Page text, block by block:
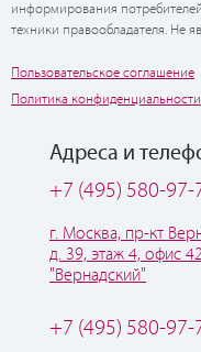
информирования
техники правообладателя. Не
Пользовательское соглашение
Политика конфиденциальности
Адреса и
+7 (495) 580-97-
г. Москва, пр-кт
д. 39, этаж 4, офис
"Вернадский"
+7 (495) 580-97-